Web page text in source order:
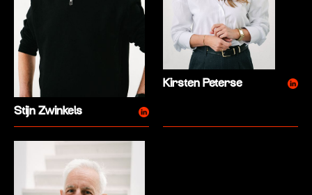
Stijn Zwinkels
Kirsten Peterse